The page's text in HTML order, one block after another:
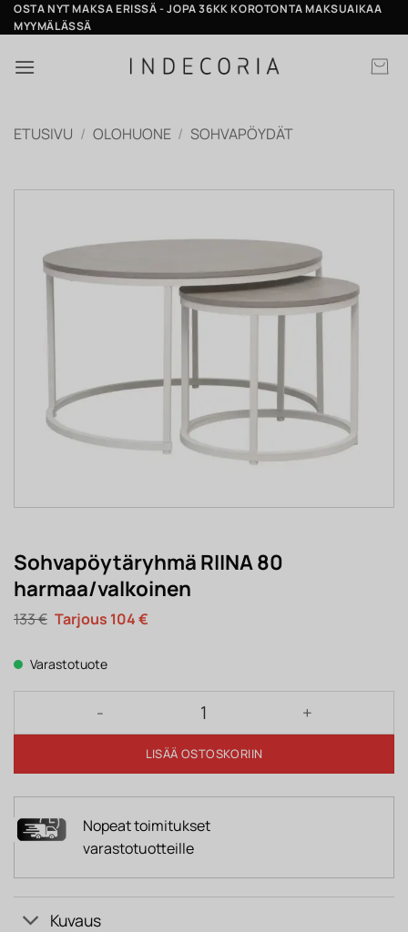
Skip
to
OSTA NYT MAKSA ERISSÄ - JOPA 36KK KOROTONTA MAKSUAIKAA
MYYMÄLÄSSÄ
ETUSIVU / OLOHUONE / SOHVAPÖYDÄT
Sohvapöytäryhmä RIINA 80
harmaa/valkoinen
133€ Alkuperäinen
hinta
133 €.
104€Nykyinen
Varastotuote
Sohvapöytäryhmä RIINA 80 harmaa/valkoinen
LISÄÄ OSTOSKORIIN
Nopeat toimitukset
varastotuotteille
Kuvaus